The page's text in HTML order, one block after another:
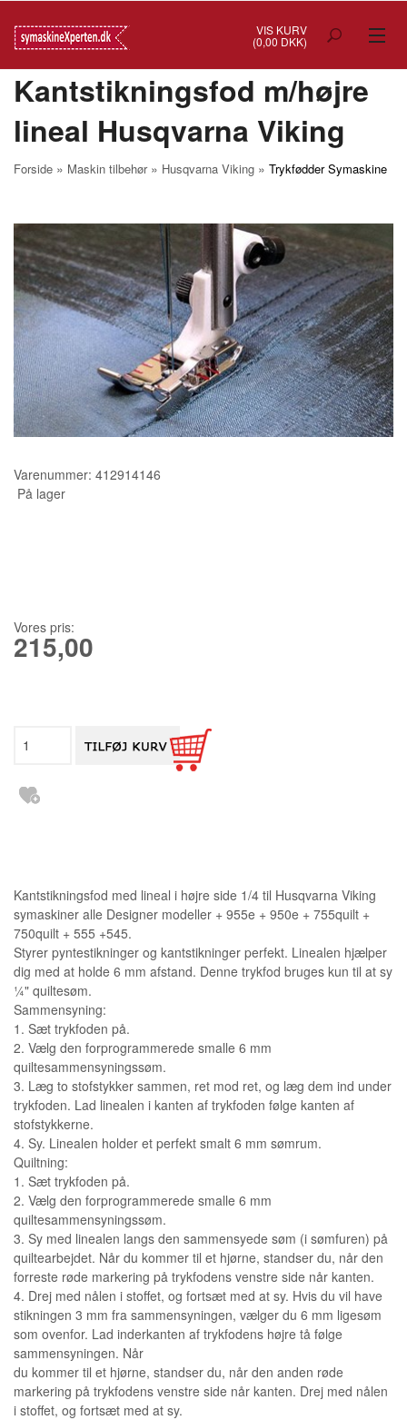
VIS KURV
(0,00 DKK)
TILBUD
SYMASKINER
BRODERIMASKINER
INDUSTRI
BRUGTE/DEMO
MASKIN TILBEHØR
SYTILBEHØR
KURSER
SCANNCUT
Kantstikningsfod m/højre
lineal Husqvarna Viking
Forside » Maskin tilbehør» Husqvarna Viking » Trykfødder Symaskine
Varenummer: 412914146
På lager
Vores pris:
215,00
Kantstikningsfod med lineal i højre side 1/4 til Husqvarna Viking
symaskiner alle Designer modeller + 955e + 950e + 755quilt +
750quilt + 555 +545.
Styrer pyntestikninger og kantstikninger perfekt. Linealen hjælper
dig med at holde 6 mm afstand. Denne trykfod bruges kun til at sy
¼" quiltesøm.
Sammensyning:
1. Sæt trykfoden på.
2. Vælg den forprogrammerede smalle 6 mm
quiltesammensyningssøm.
3. Læg to stofstykker sammen, ret mod ret, og læg dem ind under
trykfoden. Lad linealen i kanten af trykfoden følge kanten af
stofstykkerne.
4. Sy. Linealen holder et perfekt smalt 6 mm sømrum.
Quiltning:
1. Sæt trykfoden på.
2. Vælg den forprogrammerede smalle 6 mm
quiltesammensyningssøm.
3. Sy med linealen langs den sammensyede søm (i sømfuren) på
quiltearbejdet. Når du kommer til et hjørne, standser du, når den
forreste røde markering på trykfodens venstre side når kanten.
4. Drej med nålen i stoffet, og fortsæt med at sy. Hvis du vil have
stikningen 3 mm fra sammensyningen, vælger du 6 mm ligesøm
som ovenfor. Lad inderkanten af trykfodens højre tå følge
sammensyningen. Når
du kommer til et hjørne, standser du, når den anden røde
markering på trykfodens venstre side når kanten. Drej med nålen
i stoffet, og fortsæt med at sy.